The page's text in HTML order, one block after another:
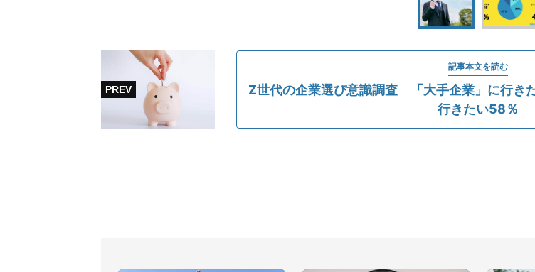
記事本文を読む
Z世代の企業選び意識調査 「大手企業」に行き
行きたい58％